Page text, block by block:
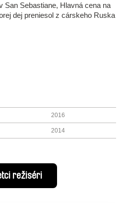
San Sebastiane, Hlavná cena na
dej preniesol z cárskeho Ruska
2016
2014
režiséri